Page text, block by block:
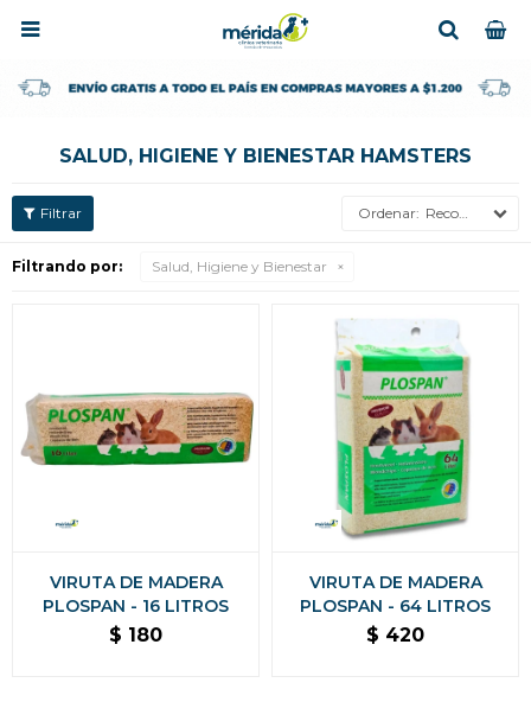

SALUD, HIGIENE Y BIENESTAR HAMSTERS
Recomendados
Filtrando por: Salud, Higiene y Bienestar
VIRUTA DE MADERA
PLOSPAN - 16 LITROS
$ 180
VIRUTA DE MADERA
PLOSPAN - 64 LITROS
$ 420